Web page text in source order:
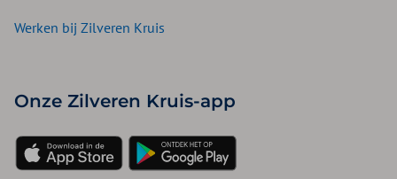
Werken bij Zilveren Kruis
Onze Zilveren Kruis-app